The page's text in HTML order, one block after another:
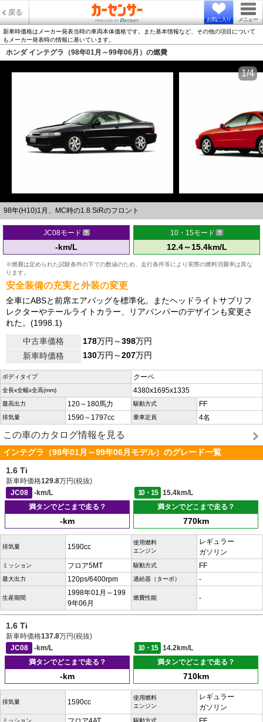
戻る
お気に入り メニュー
新車時価格はメーカー発表当時の車両本体価格です。また基本情報など、その他の項目について
もメーカー発表時の情報に基いています。
ホンダ インテグラ（98年01月～99年06月）の燃費
98年(H10)1月、MC時の1.8 SiRのフロント
1/4
JC08モード
-km/L
10・15モード
12.4～15.4km/L
※燃費は定められた試験条件の下での数値のため、走行条件等により実際の燃料消費率は異な
ります。
安全装備の充実と外装の変更
全車にABSと前席エアバッグを標準化。またヘッドライトサブリフ
レクターやテールライトカラー、リアバンパーのデザインも変更さ
れた。(1998.1)
中古車価格
178万円～398万円
新車時価格
130万円～207万円
ボディタイプ クーペ
全長x全幅x全高(mm) 4380x1695x1335
最高出力 120～180馬力 駆動方式 FF
排気量 1590～1797cc 乗車定員 4名
この車のカタログ情報を見る
インテグラ（98年01月～99年06月モデル）のグレード一覧
1.6 Ti
新車時価格129.8万円(税抜)
JC08
-km/L 10・15
15.4km/L
満タンでどこまで走る？
-km
満タンでどこまで走る？
770km
排気量 1590cc
使用燃料
エンジン
レギュラー
ガソリン
ミッション フロア5MT 駆動方式 FF
最大出力 120ps/6400rpm 過給器（ターボ） -
生産期間
1998年01月～199
9年06月
燃費性能 -
1.6 Ti
新車時価格137.8万円(税抜)
JC08
-km/L 10・15
14.2km/L
満タンでどこまで走る？
-km
満タンでどこまで走る？
710km
排気量 1590cc
使用燃料
エンジン
レギュラー
ガソリン
ミッション 駆動方式